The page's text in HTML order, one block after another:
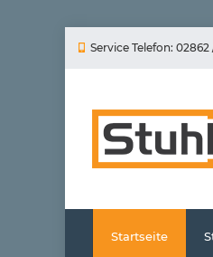
Service Telefon: 02862
Startseite